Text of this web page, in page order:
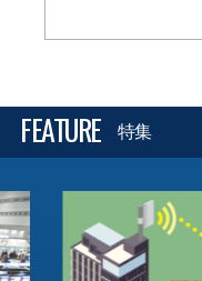
FEATURE 特集